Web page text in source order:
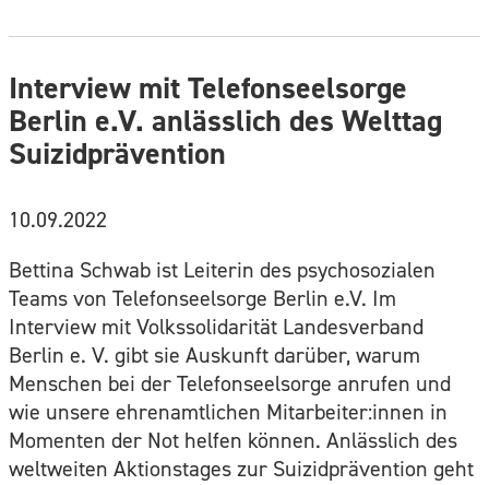
Interview mit Telefonseelsorge
Berlin e.V. anlässlich des Welttag
Suizidprävention
10.09.2022
Bettina Schwab ist Leiterin des psychosozialen
Teams von Telefonseelsorge Berlin e.V. Im
Interview mit Volkssolidarität Landesverband
Berlin e. V. gibt sie Auskunft darüber, warum
Menschen bei der Telefonseelsorge anrufen und
wie unsere ehrenamtlichen Mitarbeiter:innen in
Momenten der Not helfen können. Anlässlich des
weltweiten Aktionstages zur Suizidprävention geht